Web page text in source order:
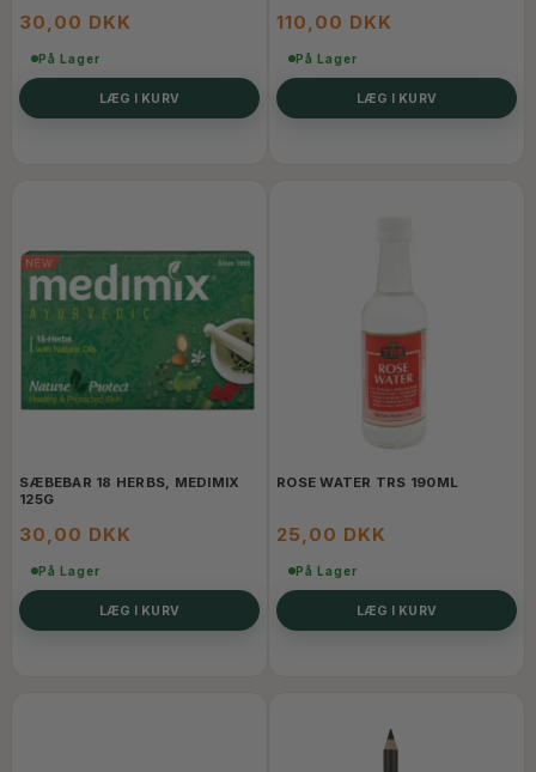
30,00 DKK
På Lager
LÆG I KURV
110,00 DKK
På Lager
LÆG I KURV
SÆBEBAR 18 HERBS, MEDIMIX
125G
30,00 DKK
På Lager
LÆG I KURV
ROSE WATER TRS 190ML
25,00 DKK
På Lager
LÆG I KURV